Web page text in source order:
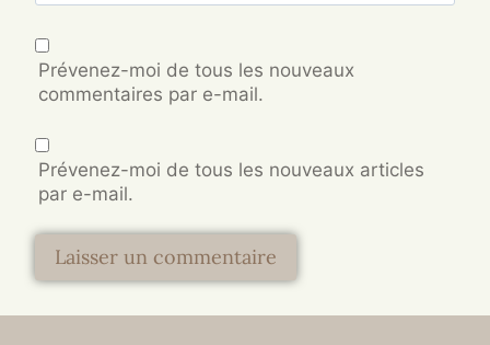
Prévenez-moi de tous les nouveaux
commentaires par e-mail.
Prévenez-moi de tous les nouveaux articles
par e-mail.